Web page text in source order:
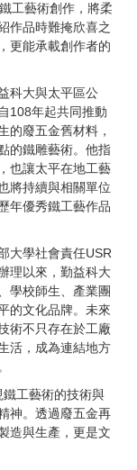
工藝術創作，將柔
作品時難掩欣喜之
更能承載創作者的
科大與太平區公
108年起共同推動
的廢五金舊材料，
的鐵雕藝術。他指
也讓太平在地工藝
將持續與相關單位
年優秀鐵工藝作品
大學社會責任USR
理以來，勤益科大
學校師生、產業團
的文化品牌。未來
術不只存在於工廠
活，成為連結地方
工藝術的技術與
神。透過廢五金再
造與生產，更是文